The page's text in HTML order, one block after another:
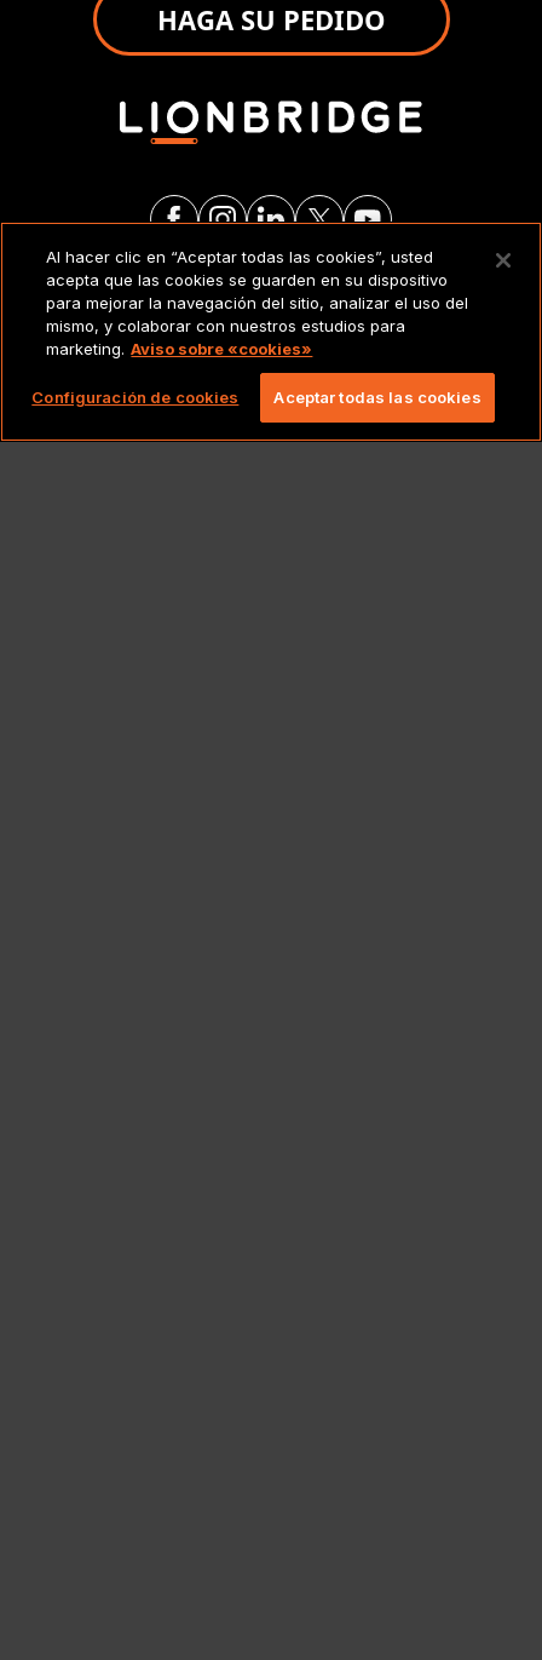
HAGA SU PEDIDO
AVISO LEGAL
Copyright 2026 Lionbridge Technologies, LLC.
Todos los derechos reservados.
Al hacer clic en “Aceptar todas las cookies”, usted
acepta que las cookies se guarden en su dispositivo
para mejorar la navegación del sitio, analizar el uso del
mismo, y colaborar con nuestros estudios para
marketing. Aviso sobre «cookies»
Configuración de cookies Aceptar todas las cookies